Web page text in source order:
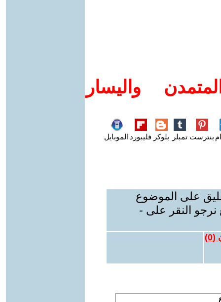
واليسار
بنترست تمبلر بلوكر فليبورد الموبايل
على الموضوع
نرجو النقر على -
(
0
)